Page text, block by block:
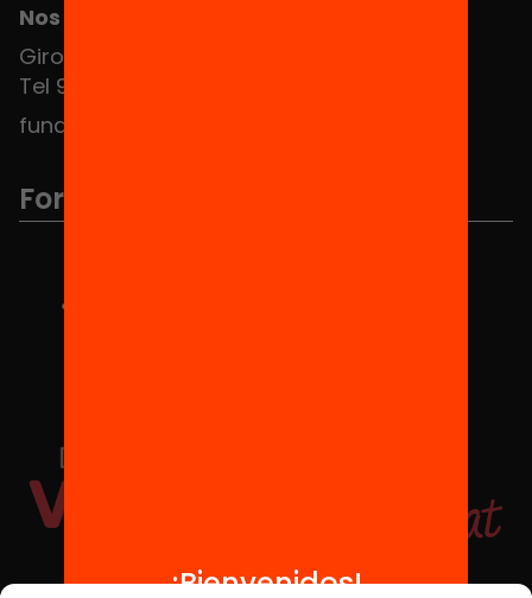
Nos puedes encontrar en el HUB Social
Girona 34, interior 08010 Barcelona
Tel 934 588 700
fundacio@equitat.org
Formamos parte de...
¡Bienvenidos!